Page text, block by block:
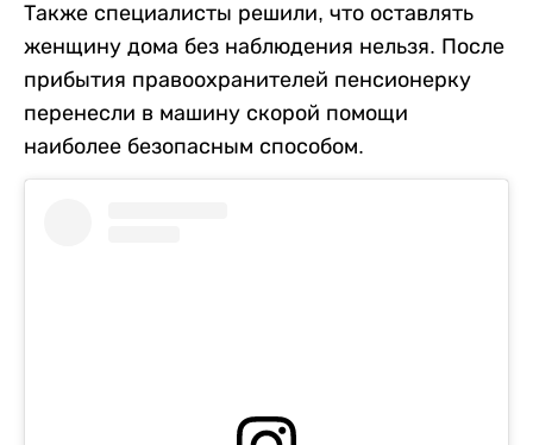
Также специалисты решили, что оставлять
женщину дома без наблюдения нельзя. После
прибытия правоохранителей пенсионерку
перенесли в машину скорой помощи
наиболее безопасным способом.